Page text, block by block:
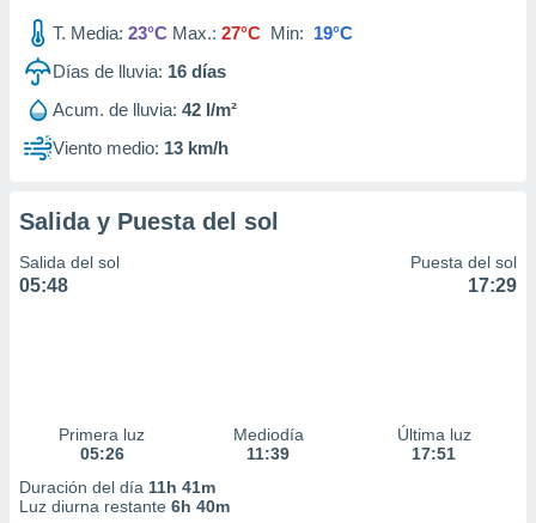
1199T. Media: 23°C Max.: 27°C Min: 19°C
Días de lluvia: 16 días
Acum. de lluvia: 42 l/m²
Viento medio: 13 km/h
Salida y Puesta del sol
Salida del sol
05:48
Puesta del sol
17:29
Primera luz
05:26
Mediodía
11:39
Última luz
17:51
Duración del día 11h 41m
Luz diurna restante 6h 40m